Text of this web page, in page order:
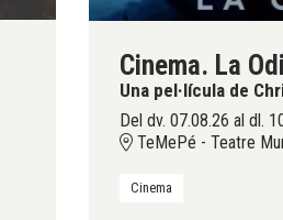
Cinema. La
Una pel·lícula de
Del dv. 07.08.26 al dl.
TeMePé - Teatre
Cinema